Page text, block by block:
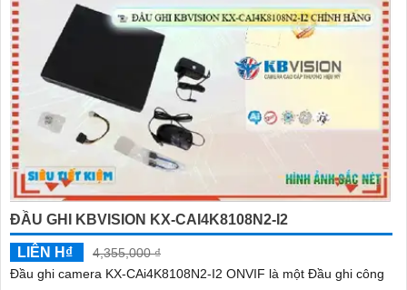
ĐẦU GHI KBVISION KX-CAI4K8108N2-I2
LIÊN H₫
4,355,000 ₫
Đầu ghi camera KX-CAi4K8108N2-I2 ONVIF là một Đầu ghi công